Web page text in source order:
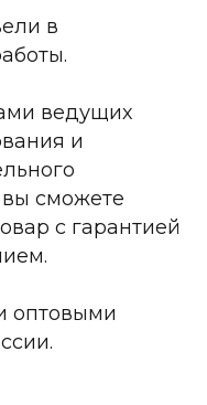
в
ведущих
и
сможете
с гарантией
оптовыми